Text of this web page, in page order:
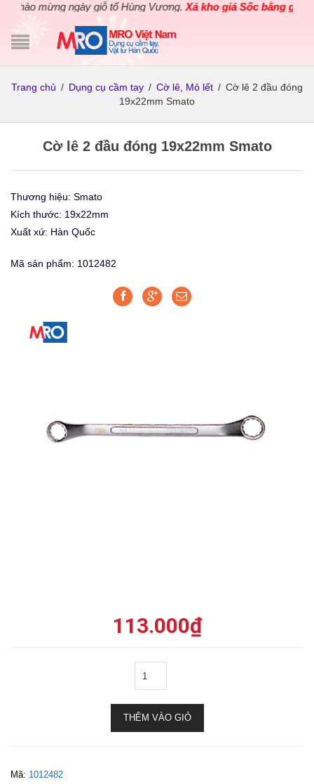
mừng ngày giỗ tổ Hùng Vương.Xả kho giá Sốc bằng giá Gốc
Trang chủ / Dụng cụ cầm tay / Cờ lê, Mỏ lết / Cờ lê 2 đầu đóng
19x22mm Smato
Cờ lê 2 đầu đóng 19x22mm Smato
Thương hiệu: Smato
Kích thước: 19x22mm
Xuất xứ: Hàn Quốc
Mã sản phẩm: 1012482
113.000₫
THÊM VÀO GIỎ
Mã: 1012482